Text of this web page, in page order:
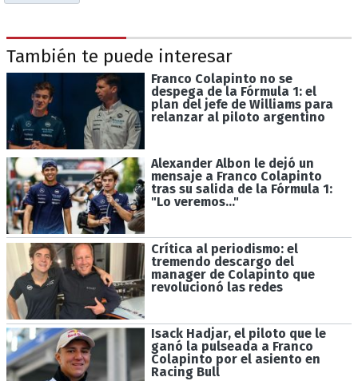
También te puede interesar
Franco Colapinto no se
despega de la Fórmula 1: el
plan del jefe de Williams para
relanzar al piloto argentino
Alexander Albon le dejó un
mensaje a Franco Colapinto
tras su salida de la Fórmula 1:
"Lo veremos..."
Crítica al periodismo: el
tremendo descargo del
manager de Colapinto que
revolucionó las redes
Isack Hadjar, el piloto que le
ganó la pulseada a Franco
Colapinto por el asiento en
Racing Bull